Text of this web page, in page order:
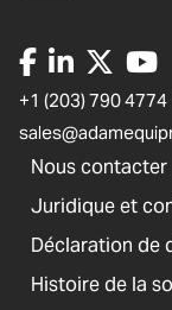
+1 (203) 790 4774
Nous contacter
Juridique et
Déclaration de
Histoire de la